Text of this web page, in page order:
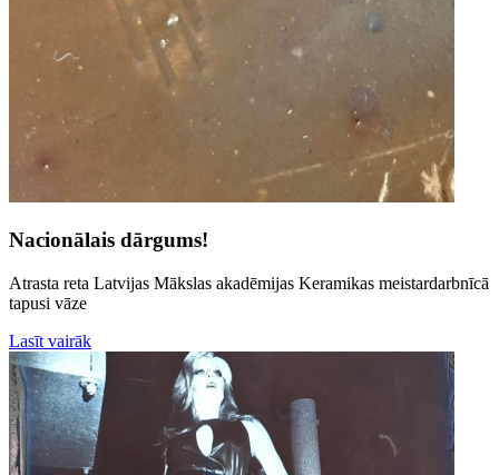
Nacionālais dārgums!
Atrasta reta Latvijas Mākslas akadēmijas Keramikas meistardarbnīcā
tapusi vāze
Lasīt vairāk